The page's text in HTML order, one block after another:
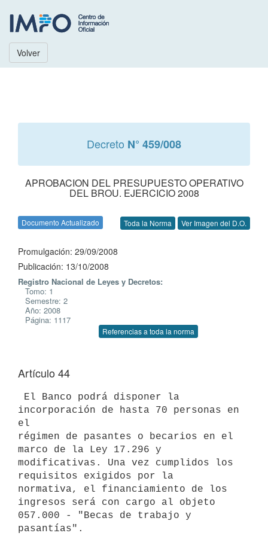
Volver
Decreto N° 459/008
APROBACION DEL PRESUPUESTO OPERATIVO
DEL BROU. EJERCICIO 2008
Documento Actualizado Toda la Norma Ver Imagen del D.O.
Promulgación: 29/09/2008
Publicación: 13/10/2008
Registro Nacional de Leyes y Decretos:
Tomo: 1
Semestre: 2
Año: 2008
Página: 1117
Referencias a toda la norma
Artículo 44
incorporación de hasta 70 personas en
el
régimen de pasantes o becarios en el
marco de la Ley 17.296 y
modificativas. Una vez cumplidos los
requisitos exigidos por la
normativa, el financiamiento de los
ingresos será con cargo al objeto
057.000 - "Becas de trabajo y